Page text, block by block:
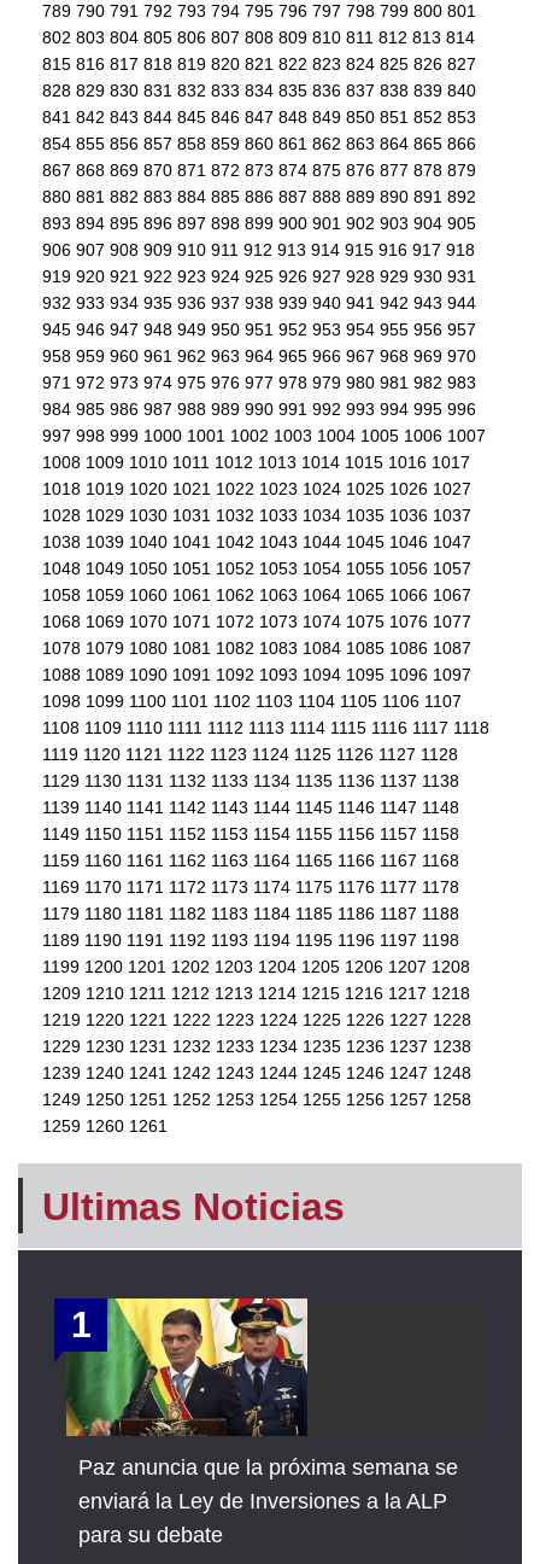
789 790 791 792 793 794 795 796 797 798 799 800 801
802 803 804 805 806 807 808 809 810 811 812 813 814
815 816 817 818 819 820 821 822 823 824 825 826 827
828 829 830 831 832 833 834 835 836 837 838 839 840
841 842 843 844 845 846 847 848 849 850 851 852 853
854 855 856 857 858 859 860 861 862 863 864 865 866
867 868 869 870 871 872 873 874 875 876 877 878 879
880 881 882 883 884 885 886 887 888 889 890 891 892
893 894 895 896 897 898 899 900 901 902 903 904 905
906 907 908 909 910 911 912 913 914 915 916 917 918
919 920 921 922 923 924 925 926 927 928 929 930 931
932 933 934 935 936 937 938 939 940 941 942 943 944
945 946 947 948 949 950 951 952 953 954 955 956 957
958 959 960 961 962 963 964 965 966 967 968 969 970
971 972 973 974 975 976 977 978 979 980 981 982 983
984 985 986 987 988 989 990 991 992 993 994 995 996
997 998 999 1000 1001 1002 1003 1004 1005 1006 1007
1008 1009 1010 1011 1012 1013 1014 1015 1016 1017
1018 1019 1020 1021 1022 1023 1024 1025 1026 1027
1028 1029 1030 1031 1032 1033 1034 1035 1036 1037
1038 1039 1040 1041 1042 1043 1044 1045 1046 1047
1048 1049 1050 1051 1052 1053 1054 1055 1056 1057
1058 1059 1060 1061 1062 1063 1064 1065 1066 1067
1068 1069 1070 1071 1072 1073 1074 1075 1076 1077
1078 1079 1080 1081 1082 1083 1084 1085 1086 1087
1088 1089 1090 1091 1092 1093 1094 1095 1096 1097
1098 1099 1100 1101 1102 1103 1104 1105 1106 1107
1108 1109 1110 1111 1112 1113 1114 1115 1116 1117 1118
1119 1120 1121 1122 1123 1124 1125 1126 1127 1128
1129 1130 1131 1132 1133 1134 1135 1136 1137 1138
1139 1140 1141 1142 1143 1144 1145 1146 1147 1148
1149 1150 1151 1152 1153 1154 1155 1156 1157 1158
1159 1160 1161 1162 1163 1164 1165 1166 1167 1168
1169 1170 1171 1172 1173 1174 1175 1176 1177 1178
1179 1180 1181 1182 1183 1184 1185 1186 1187 1188
1189 1190 1191 1192 1193 1194 1195 1196 1197 1198
1199 1200 1201 1202 1203 1204 1205 1206 1207 1208
1209 1210 1211 1212 1213 1214 1215 1216 1217 1218
1219 1220 1221 1222 1223 1224 1225 1226 1227 1228
1229 1230 1231 1232 1233 1234 1235 1236 1237 1238
1239 1240 1241 1242 1243 1244 1245 1246 1247 1248
1249 1250 1251 1252 1253 1254 1255 1256 1257 1258
1259 1260 1261
Ultimas Noticias
1
Paz anuncia que la próxima semana se
enviará la Ley de Inversiones a la ALP
para su debate